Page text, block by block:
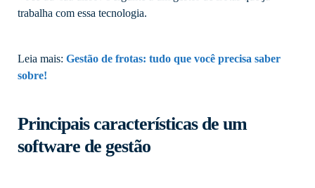
trabalha com essa tecnologia.
Leia mais: Gestão de frotas: tudo que você precisa saber
sobre!
Principais características de um
software de gestão